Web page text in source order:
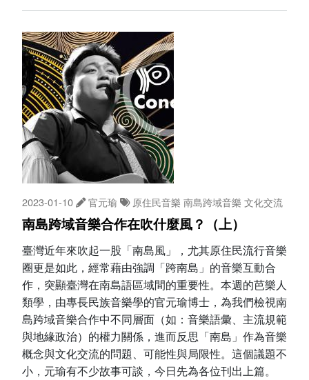
2023-01-10 官元瑜 原住民音樂 南島跨域音樂 文化交流
南島跨域音樂合作在吹什麼風？（上）
臺灣近年來吹起一股「南島風」，尤其原住民流行音樂
圈更是如此，經常藉由強調「跨南島」的音樂互動合
作，突顯臺灣在南島語區域間的重要性。本週的芭樂人
類學，由專長民族音樂學的官元瑜博士，為我們檢視南
島跨域音樂合作中不同層面（如：音樂語彙、主流規範
與地緣政治）的權力關係，進而反思「南島」作為音樂
概念與文化交流的問題、可能性與局限性。這個議題不
小，元瑜有不少故事可談，今日先為各位刊出上篇。